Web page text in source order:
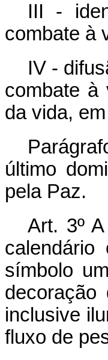
III -
combate à
IV -
combate à
da vida,
último
pela Paz.
Art. 3º
símbolo
inclusive
fluxo de